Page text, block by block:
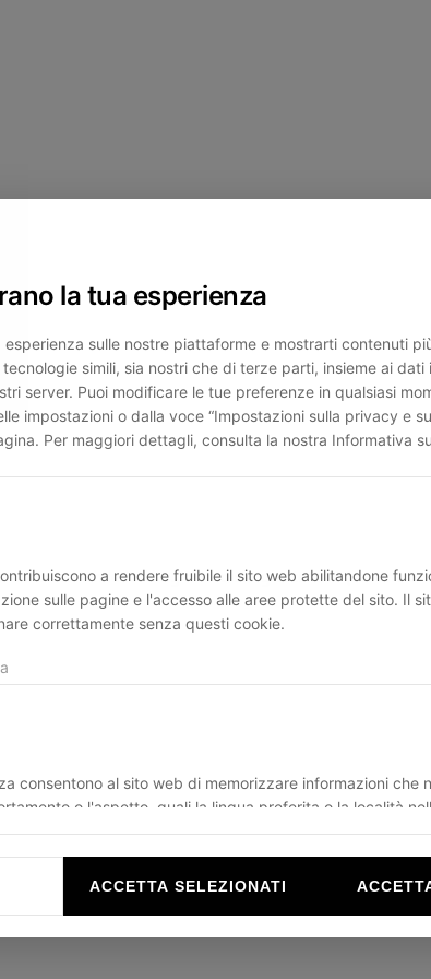
la tua esperienza
esperienza sulle nostre piattaforme e mostrarti contenuti
simili, sia nostri che di terze parti, insieme ai dati
server. Puoi modificare le tue preferenze in qualsiasi
impostazioni o dalla voce “Impostazioni sulla privacy e
Per maggiori dettagli, consulta la nostra Informativa
a rendere fruibile il sito web abilitandone
sulle pagine e l'accesso alle aree protette del sito. Il
correttamente senza questi cookie.
consentono al sito web di memorizzare informazioni che
o l'aspetto, quali la lingua preferita o la località
ACCETTA SELEZIONATI
occurred while loadingducadisangiusto.com(see the